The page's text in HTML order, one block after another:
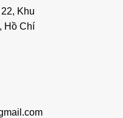
Khu
Hồ Chí